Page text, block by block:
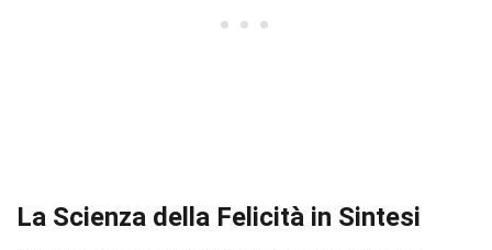
La Scienza della Felicità in Sintesi